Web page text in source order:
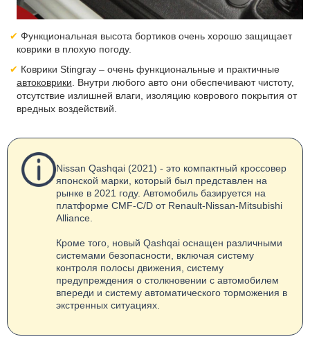
Функциональная высота бортиков очень хорошо защищает
коврики в плохую погоду.
Коврики Stingray – очень функциональные и практичные
автоковрики . Внутри любого авто они обеспечивают чистоту,
отсутствие излишней влаги, изоляцию коврового покрытия от
вредных воздействий.
Nissan Qashqai (2021) - это компактный кроссовер
японской марки, который был представлен на
рынке в 2021 году. Автомобиль базируется на
платформе CMF-C/D от Renault-Nissan-Mitsubishi
Alliance.
Кроме того, новый Qashqai оснащен различными
системами безопасности, включая систему
контроля полосы движения, систему
предупреждения о столкновении с автомобилем
впереди и систему автоматического торможения в
экстренных ситуациях.